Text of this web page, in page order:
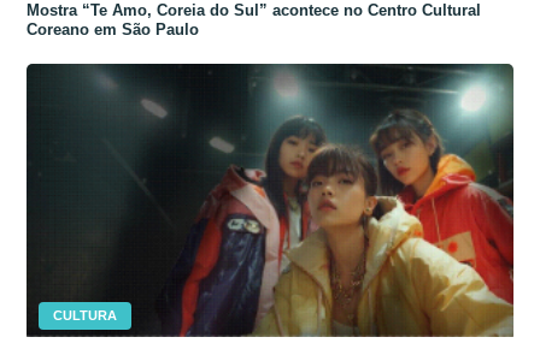
Mostra “Te Amo, Coreia do Sul” acontece no Centro Cultural
Coreano em São Paulo
CULTURA